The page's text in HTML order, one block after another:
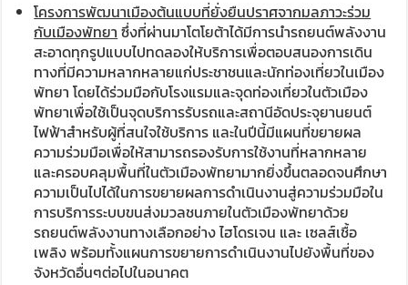
โครงการพัฒนาเมืองต้นแบบที่ยั่งยืนปราศจากมลภาวะร่วม
กับเมืองพัทยา ซึ่งที่ผ่านมาโตโยต้าได้มีการนำรถยนต์พลังงาน
สะอาดทุกรูปแบบไปทดลองให้บริการเพื่อตอบสนองการเดิน
ทางที่มีความหลากหลายแก่ประชาชนและนักท่องเที่ยวในเมือง
พัทยา โดยได้ร่วมมือกับโรงแรมและจุดท่องเที่ยวในตัวเมือง
พัทยาเพื่อใช้เป็นจุดบริการรับรถและสถานีอัดประจุยานยนต์
ไฟฟ้าสำหรับผู้ที่สนใจใช้บริการ และในปีนี้มีแผนที่ขยายผล
ความร่วมมือเพื่อให้สามารถรองรับการใช้งานที่หลากหลาย
และครอบคลุมพื้นที่ในตัวเมืองพัทยามากยิ่งขึ้นตลอดจนศึกษา
ความเป็นไปได้ในการขยายผลการดำเนินงานสู่ความร่วมมือใน
การบริการระบบขนส่งมวลชนภายในตัวเมืองพัทยาด้วย
รถยนต์พลังงานทางเลือกอย่าง ไฮโดรเจน และ เซลส์เชื้อ
เพลิง พร้อมทั้งแผนการขยายการดำเนินงานไปยังพื้นที่ของ
จังหวัดอื่นๆต่อไปในอนาคต